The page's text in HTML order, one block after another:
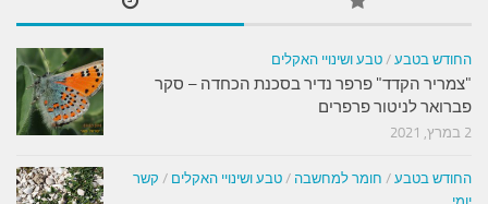
החודש בטבע / טבע ושינויי האקלים
"צמריר הקדד" פרפר נדיר בסכנת הכחדה – סקר
פברואר לניטור פרפרים
2 במרץ, 2021
החודש בטבע / חומר למחשבה / טבע ושינויי האקלים / קשר